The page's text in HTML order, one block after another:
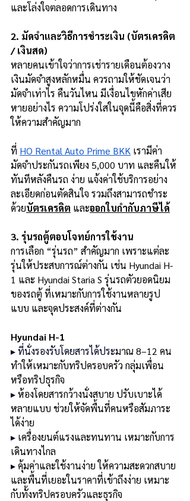
และโล่งใจตลอดการเดินทาง
2. มัดจำและวิธีการชำระเงิน (บัตรเครดิต
/ เงินสด)
หลายคนเข้าใจว่าการเช่ารายเดือนต้องวาง
เงินมัดจำสูงหลักหมื่น ควรถามให้ชัดเจนว่า
มัดจำเท่าไร คืนวันไหน มีเงื่อนไขหักค่าเสีย
หายอย่างไร ความโปร่งใสในจุดนี้คือสิ่งที่ควร
ให้ความสำคัญมาก
ที่ HO Rental Auto Prime BKK เรามีค่า
มัดจำประกันรถเพียง 5,000 บาท และคืนให้
ทันทีหลังคืนรถ ง่าย แจ้งค่าใช้บริการอย่าง
ละเอียดก่อนตัดสินใจ รวมถึงสามารถชำระ
ด้วยบัตรเครดิต และออกใบกำกับภาษีได้
3. รุ่นรถตู้ตอบโจทย์การใช้งาน
การเลือก “รุ่นรถ” สำคัญมาก เพราะแต่ละ
รุ่นให้ประสบการณ์ต่างกัน เช่น Hyundai H-
1 และ Hyundai Staria S รุ่นรถตัวยอดนิยม
ของรถตู้ ที่เหมาะกับการใช้งานหลายรูป
แบบ และจุดประสงค์ที่ต่างกัน
Hyundai H-1
▸ ที่นั่งรองรับโดยสารได้ประมาณ 8–12 คน
ทำให้เหมาะกับทริปครอบครัว กลุ่มเพื่อน
หรือทริปธุรกิจ
▸ ห้องโดยสารกว้างนั่งสบาย ปรับเบาะได้
หลายแบบ ช่วยให้จัดพื้นที่คนหรือสัมภาระ
ได้ง่าย
▸ เครื่องยนต์แรงและทนทาน เหมาะกับการ
เดินทางไกล
▸ คุ้มค่าและใช้งานง่าย ให้ความสะดวกสบาย
และพื้นที่เยอะในราคาที่เข้าถึงง่าย เหมาะ
กับทั้งทริปครอบครัวและธุรกิจ